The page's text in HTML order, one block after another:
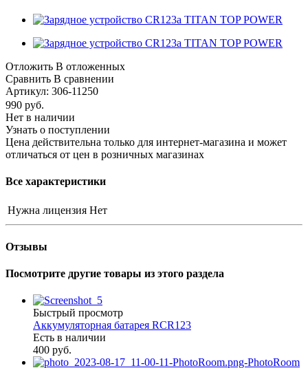
Отложить В отложенных
Сравнить В сравнении
Артикул: 306-11250
990 руб.
Нет в наличии
Узнать о поступлении
Цена действительна только для интернет-магазина и может
отличаться от цен в розничных магазинах
Все характеристики
Нужна лицензия Нет
Отзывы
Посмотрите другие товары из этого раздела
Быстрый просмотр
Аккумуляторная батарея RCR123
Есть в наличии
400 руб.